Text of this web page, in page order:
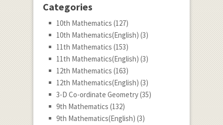
Categories
10th Mathematics (127)
10th Mathematics(English) (3)
11th Mathematics (153)
11th Mathematics(English) (3)
12th Mathematics (163)
12th Mathematics(English) (3)
3-D Co-ordinate Geometry(35)
9th Mathematics (132)
9th Mathematics(English) (3)